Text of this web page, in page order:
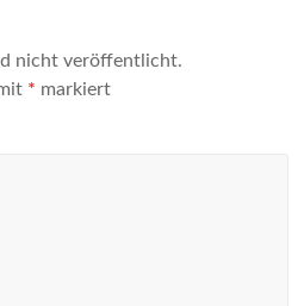
nicht veröffentlicht.
* markiert